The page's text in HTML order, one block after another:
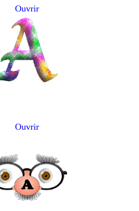
Ouvrir
Ouvrir